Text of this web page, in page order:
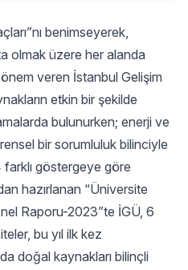
benimseyerek,
olmak üzere her alanda
veren İstanbul Gelişim
etkin bir şekilde
bulunurken; enerji ve
bir sorumluluk bilinciyle
göstergeye göre
hazırlanan “Üniversite
Raporu-2023”te İGÜ, 6
bu yıl ilk kez
doğal kaynakları bilinçli